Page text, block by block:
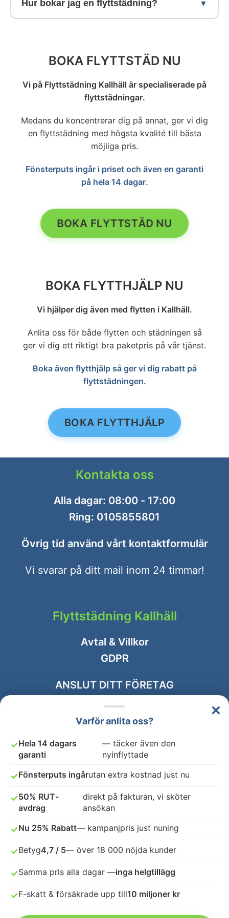
Skatteverket.
inom rimlig tid.
hyresgästen eller köparen. Om något inte
tillfredsställelse är vår högsta prioritet.
Hur bokar jag en flyttstädning?
bostads storlek och får ett fast pris direkt.
BOKA FLYTTSTÄD NU
Vi på Flyttstädning Kallhäll är specialiserade på
flyttstädningar.
Medans du koncentrerar dig på annat, ger vi dig
en flyttstädning med högsta kvalité till bästa
möjliga pris.
Fönsterputs ingår i priset och även en garanti
på hela 14 dagar.
BOKA FLYTTSTÄD NU
BOKA FLYTTHJÄLP NU
Vi hjälper dig även med flytten i Kallhäll.
Anlita oss för både flytten och städningen så
ger vi dig ett riktigt bra paketpris på vår tjänst.
Boka även flytthjälp så ger vi dig rabatt på
flyttstädningen.
BOKA FLYTTHJÄLP
Kontakta oss
Alla dagar: 08:00 - 17:00
Ring: 0105855801
Övrig tid använd vårt kontaktformulär
Vi svarar på ditt mail inom 24 timmar!
Flyttstädning Kallhäll
Avtal & Villkor
GDPR
ANSLUT DITT FÖRETAG
×
Varför anlita oss?
✓Hela 14 dagars
garanti
— täcker även den
nyinflyttade
✓Fönsterputs ingårutan extra kostnad just nu
✓50% RUT-
avdrag
direkt på fakturan, vi sköter
ansökan
✓Nu 25% Rabatt— kampanjpris just nuning
✓Betyg4,7 / 5— över 18 000 nöjda kunder
✓Samma pris alla dagar —inga helgtillägg
✓F-skatt & försäkrade upp till10 miljoner kr